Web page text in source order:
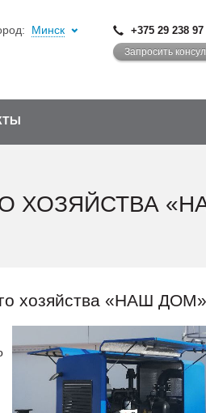
Минск +375 29 238 97
Запросить
ХОЗЯЙСТВА
хозяйства «НАШ ДОМ»